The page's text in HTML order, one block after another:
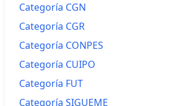
Categoría CGN
Categoría CGR
Categoría CONPES
Categoría CUIPO
Categoría FUT
Categoría SIGUEME